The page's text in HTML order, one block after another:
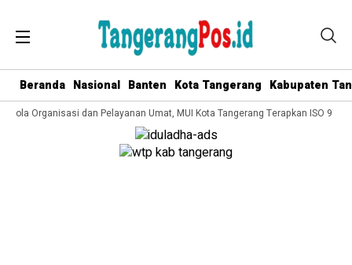
Beranda Nasional Banten Kota Tangerang Kabupaten
Organisasi dan Pelayanan Umat, MUI Kota Tangerang Terapkan ISO